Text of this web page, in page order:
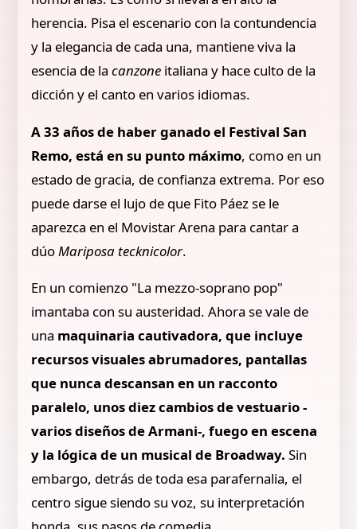
herencia. Pisa el escenario con la contundencia
y la elegancia de cada una, mantiene viva la
esencia de lacanzone italiana y hace culto de la
dicción y el canto en varios idiomas.
A 33 años de haber ganado el Festival San
Remo, está en su punto máximo, como en un
estado de gracia, de confianza extrema. Por eso
puede darse el lujo de que Fito Páez se le
aparezca en el Movistar Arena para cantar a
dúo Mariposa tecknicolor.
En un comienzo "La mezzo-soprano pop"
imantaba con su austeridad. Ahora se vale de
una maquinaria cautivadora, que incluye
recursos visuales abrumadores, pantallas
que nunca descansan en un racconto
paralelo, unos diez cambios de vestuario -
varios diseños de Armani-, fuego en escena
y la lógica de un musical de Broadway. Sin
embargo, detrás de toda esa parafernalia, el
centro sigue siendo su voz, su interpretación